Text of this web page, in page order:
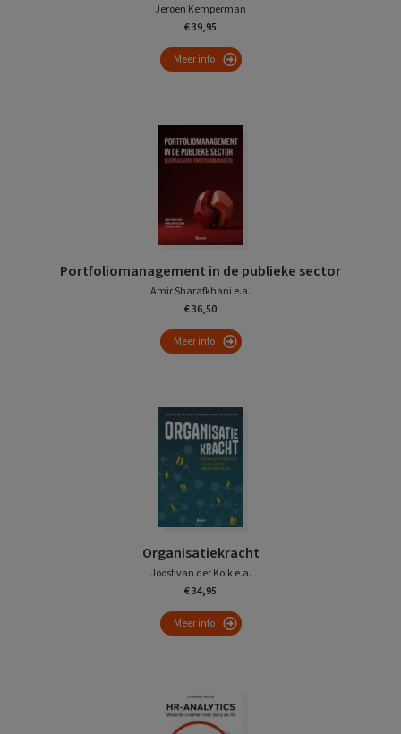
Jeroen Kemperman
€ 39,95
Meer info
Portfoliomanagement in de publieke sector
Amir Sharafkhani e.a.
€ 36,50
Meer info
Organisatiekracht
Joost van der Kolk e.a.
€ 34,95
Meer info